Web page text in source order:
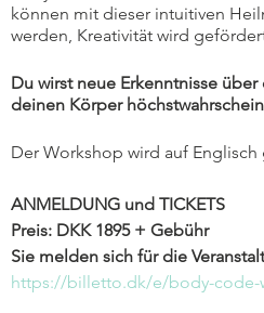
können mit dieser intuitiven
werden, Kreativität wird
Du wirst neue Erkenntnisse
deinen Körper
Der Workshop wird auf Englisch
ANMELDUNG und TICKETS
Preis: DKK 1895 + Gebühr
Sie melden sich für die
https://billetto.dk/e/body-code-